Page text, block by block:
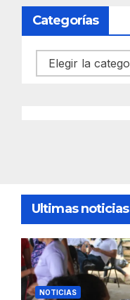
Categorías
Categorías
Ultimas noticias
NOTICIAS